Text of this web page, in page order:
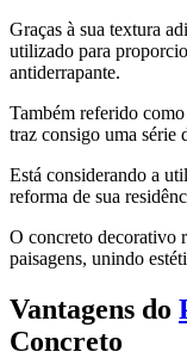
Graças à sua textura
utilizado para
antiderrapante.
Também referido
traz consigo uma série
Está considerando a
reforma de sua
O concreto decorativo
paisagens, unindo
Vantagens do
Concreto